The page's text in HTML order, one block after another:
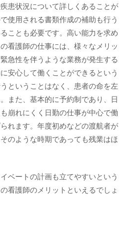
患状況について詳しくあることが
使用される書類作成の補助も行う
ことも必要です。高い能力を求め
看護師の仕事には、様々なメリッ
急性を伴うような業務が発生する
安心して働くことができるという
ということはなく、患者の命を左
また、基本的に予約制であり、日
崩れにくく日勤の仕事が中心で働
れます。年度初めなどの渡航者が
のような時期であっても残業はほ
ベートの計画も立てやすいという
看護師のメリットといえるでしょ